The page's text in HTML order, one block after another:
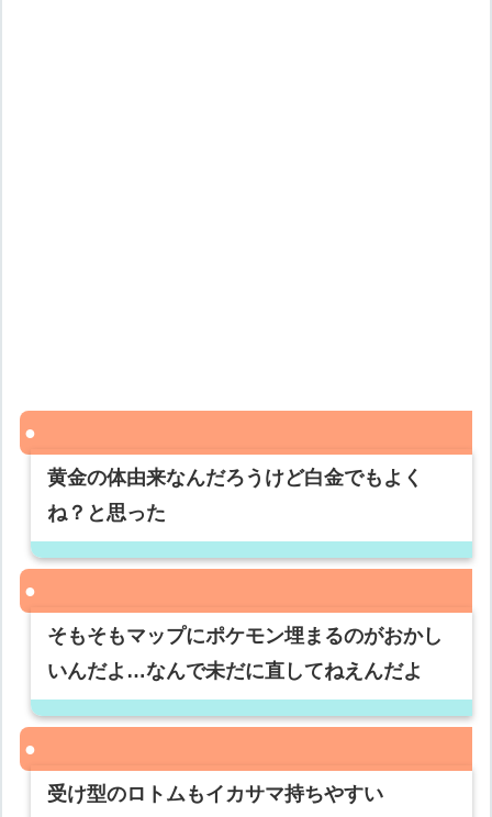
黄金の体由来なんだろうけど白金でもよく
ね？と思った
そもそもマップにポケモン埋まるのがおかし
いんだよ…なんで未だに直してねえんだよ
受け型のロトムもイカサマ持ちやすい